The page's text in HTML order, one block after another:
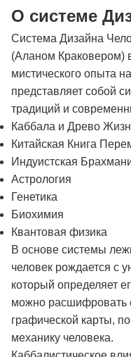
О системе
Система Дизайна
(Аланом Краковером)
мистического опыта
представляет собой
традиций и
Каббала и Древо
Китайская Книга
Индуистская
Астрология
Генетика
Биохимия
Квантовая физика
В основе системы
человек рождается с
который определяет
можно расшифровать
графической карты,
механику человека.